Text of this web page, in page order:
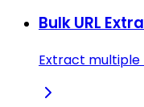
Bulk URL
Extract multiple